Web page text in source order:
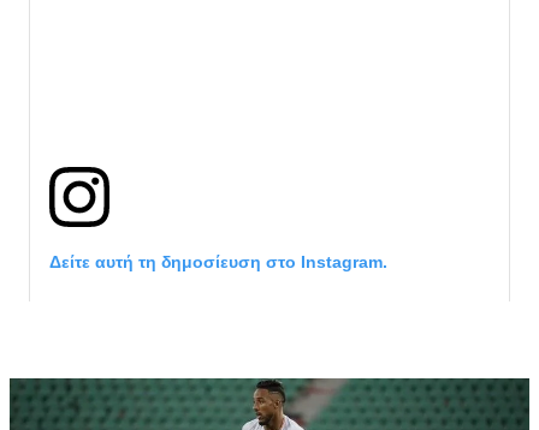
Δείτε αυτή τη δημοσίευση στο Instagram.